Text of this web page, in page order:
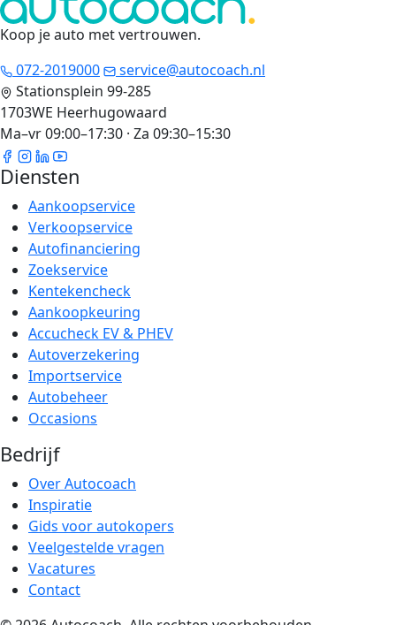
Koop je auto met vertrouwen.
072-2019000
service@autocoach.nl
Stationsplein 99-285
1703WE Heerhugowaard
Ma–vr 09:00–17:30 · Za 09:30–15:30
Diensten
Aankoopservice
Verkoopservice
Autofinanciering
Zoekservice
Kentekencheck
Aankoopkeuring
Accucheck EV & PHEV
Autoverzekering
Importservice
Autobeheer
Occasions
Bedrijf
Over Autocoach
Inspiratie
Gids voor autokopers
Veelgestelde vragen
Vacatures
Contact